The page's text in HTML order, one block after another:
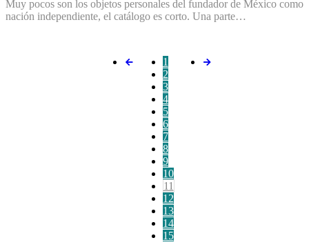
Muy pocos son los objetos personales del fundador de México como
nación independiente, el catálogo es corto. Una parte…
1
2
3
4
5
6
7
8
9
10
11
12
13
14
15